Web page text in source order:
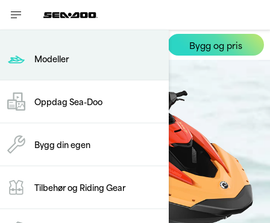
Modeller
Oppdag Sea-Doo
Bygg din egen
Tilbehør og Riding Gear
Bygg og pris